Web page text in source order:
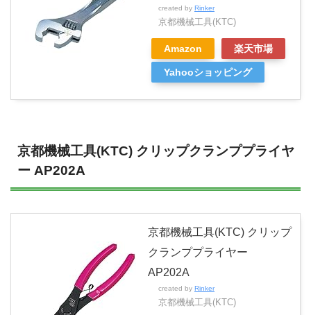
created by Rinker
京都機械工具(KTC)
Amazon 楽天市場
Yahooショッピング
京都機械工具(KTC) クリップクランププライヤ
ー AP202A
京都機械工具(KTC) クリップ
クランププライヤー
AP202A
created by Rinker
京都機械工具(KTC)